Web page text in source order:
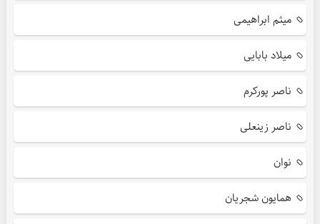
میثم ابراهیمی
میلاد بابایی
ناصر پورکرم
ناصر زینعلی
نوان
همایون شجریان